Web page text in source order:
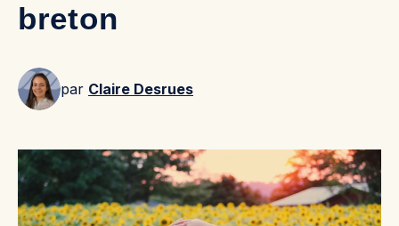
breton
par Claire Desrues